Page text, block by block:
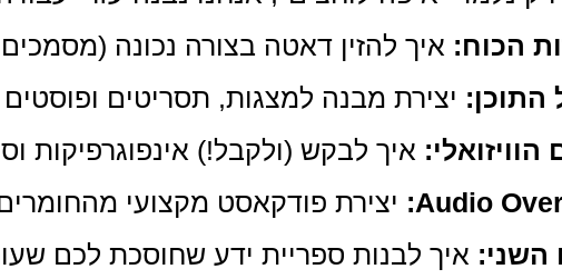
הכוח: איך להזין דאטה בצורה נכונה
התוכן: יצירת מבנה למצגות, תסריטים
איך לבקש (ולקבל!) אינפוגרפיקות
Audio
יצירת פודקאסט מקצועי מהחומרים
השני: איך לבנות ספריית ידע שחוסכת לכם